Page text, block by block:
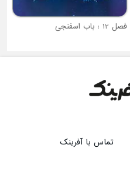
فصل 12 : باب اسفنجی
تماس با آفرینک